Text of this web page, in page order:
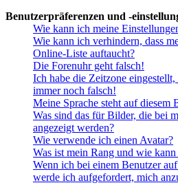
Benutzerpräferenzen und -
Wie kann ich meine
Wie kann ich verhindern, dass
Online-Liste auftaucht?
Die Forenuhr geht falsch!
Ich habe die Zeitzone
immer noch falsch!
Meine Sprache steht auf diesem
Was sind das für Bilder, die bei
angezeigt werden?
Wie verwende ich einen Avatar?
Was ist mein Rang und wie
Wenn ich bei einem Benutzer
werde ich aufgefordert, mich